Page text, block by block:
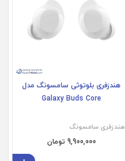
هندزفری بلوتوثی سامسونگ مدل
Galaxy Buds Core
هندزفری سامسونگ
9,900,000 تومان